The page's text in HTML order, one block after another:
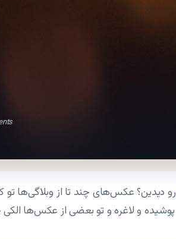
رو دیدین؟ عکس‌های چند تا از وبلاگی‌ها تو